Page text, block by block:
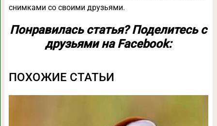
снимками со своими друзьями.
Понравилась статья? Поделитесь с
друзьями на Facebook:
ПОХОЖИЕ СТАТЬИ